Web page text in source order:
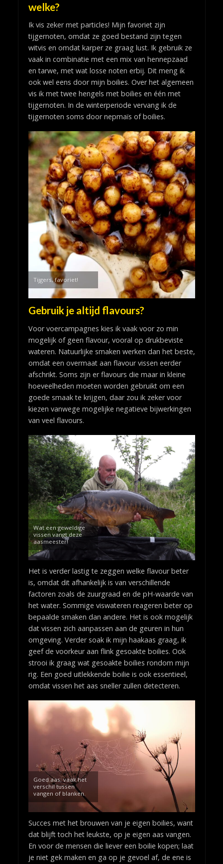
welke?
Ik vis zeker met particles! Mijn favoriet zijn
tijgernoten, omdat ze goed bestand zijn tegen
witvis en omdat karper ze graag lust. Ik gebruik ze
vaak in combinatie met een mix van hennepzaad
en tarwe, met wat losse noten erbij. Dit meng ik
ook wel eens door mijn boilies. Over het algemeen
vis ik met twee hengels met boilies en één met
tijgernoten. In de winterperiode vervang ik de
tijgernoten soms door nepmaïs of boilies.
Tijgers, favoriet!
Gebruik je altijd flavours?
Voor voercampagnes kies ik vaak voor zo min
mogelijk of geen flavour, vooral op drukbeviste
wateren. Natuurlijke smaken werken dan het beste,
omdat een overmaat aan flavour vissen eerder
afschrikt. Soms zijn er flavours die maar in kleine
hoeveelheden moeten worden gebruikt om een
goede smaak te krijgen, daar zou ik zeker voor
kiezen vanwege mogelijke negatieve bijwerkingen
van veel flavours.
Wat een geweldige
vissen vangt deze
aasmeester!
Het is verder lastig te zeggen welke flavour beter
is, omdat dit afhankelijk is van verschillende
factoren zoals de zuurgraad en de pH-waarde van
het water. Sommige viswateren reageren beter op
bepaalde smaken dan andere. Het is ook mogelijk
dat vissen zich aanpassen aan de geuren in hun
omgeving. Verder soak ik mijn haakaas graag, ik
geef de voorkeur aan flink gesoakte boilies. Ook
strooi ik graag wat gesoakte boilies rondom mijn
rig. Een goed uitlekkende boilie is ook essentieel,
omdat vissen het aas sneller zullen detecteren.
Goed aas; vaak het
verschil tussen
vangen of blanken.
Succes met het brouwen van je eigen boilies, want
dat blijft toch het leukste, op je eigen aas vangen.
En voor de mensen die liever een boilie kopen; laat
je niet gek maken en ga op je gevoel af, de ene is